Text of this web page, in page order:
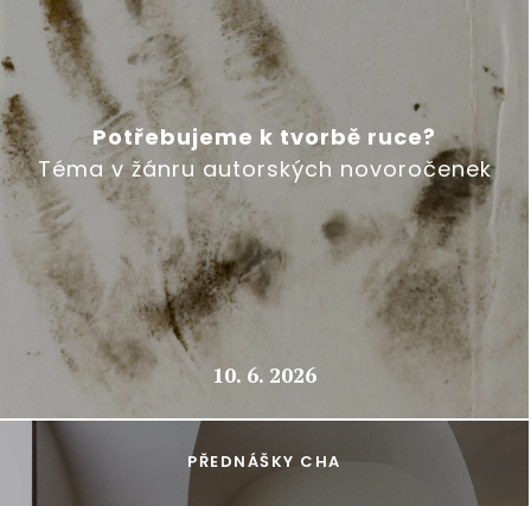
Potřebujeme k tvorbě ruce?
Téma v žánru autorských novoročenek
10. 6. 2026
PŘEDNÁŠKY CHA